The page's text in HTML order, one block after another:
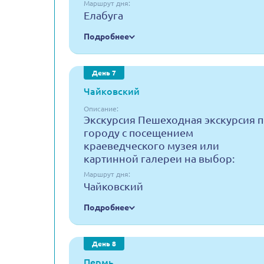
Маршрут дня:
Елабуга
Подробнее
День 7
Чайковский
Описание:
Экскурсия Пешеходная экскурсия
городу с посещением
краеведческого музея или
картинной галереи на выбор:
Маршрут дня:
Чайковский
Подробнее
День 8